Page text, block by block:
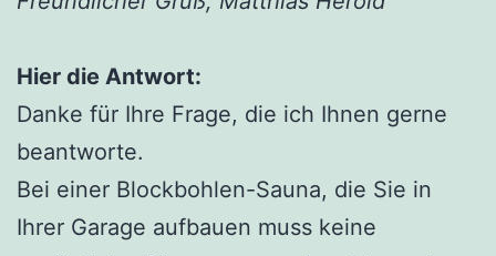
Hier die Antwort:
Danke für Ihre Frage, die ich Ihnen gerne
beantworte.
Bei einer Blockbohlen-Sauna, die Sie in
Ihrer Garage aufbauen muss keine